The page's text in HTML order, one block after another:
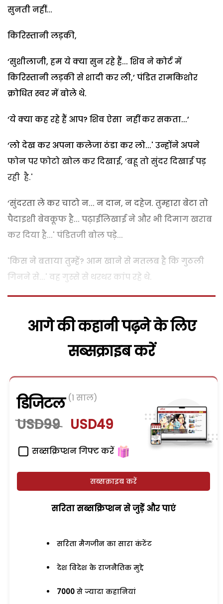
सुनती नहीं...
किरिस्तानी लड़की,
‘सुशीलाजी, हम ये क्या सुन रहे हैं... शिव ने कोर्ट में
किरिस्तानी लड़की से शादी कर ली,’ पंडित रामकिशोर
क्रोधित स्वर में बोले थे.
‘ये क्या कह रहे हैं आप? शिव ऐसा नहीं कर सकता...’
‘लो देख कर अपना कलेजा ठंडा कर लो...' उन्होंने अपने
फोन पर फोटो खोल कर दिखाई, ’बहू तो सुंदर दिखाई पड़
रही है.'
‘सुंदरता ले कर चाटो न... न दान, न दहेज. तुम्हारा बेटा तो
पैदाइशी बेवकूफ है... पढ़ाईलिखाई ने और भी दिमाग खराब
कर दिया है...' पंडितजी बोल पड़े...
'किस ने बताया तुम्हें? आम खाने से मतलब है कि गुठली
गिनने से...' वह गुस्से से थरथर कांप रहे थे.
आगे की कहानी पढ़ने के लिए
सब्सक्राइब करें
डिजिटल (1 साल)
USD99 USD49
सब्सक्रिप्शन गिफ्ट करें
सब्सक्राइब करें
सरिता सब्सक्रिप्शन से जुड़ेें और पाएं
सरिता मैगजीन का सारा कंटेंट
देश विदेश के राजनैतिक मुद्दे
7000 से ज्यादा कहानियां